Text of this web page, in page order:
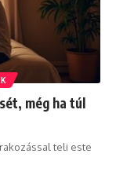
még ha túl
teli este